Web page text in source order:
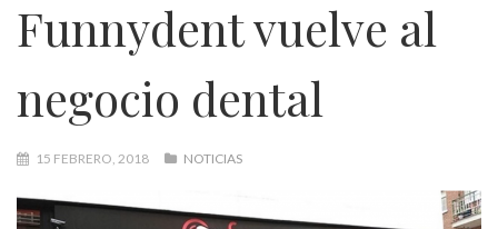
Funnydent vuelve al
negocio dental
15 FEBRERO, 2018 NOTICIAS